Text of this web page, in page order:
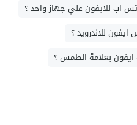
اب للايفون علي جهاز واحد ؟
للاندرويد ؟
ايفون بعلامة الطمس ؟